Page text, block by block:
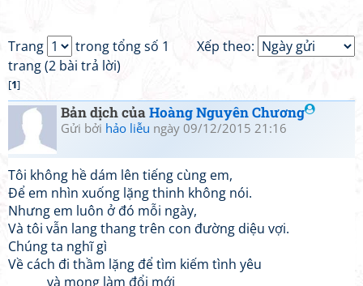
Xếp theo:
Trang
trong tổng số 1
trang (2 bài trả lời)
[1]
Bản dịch củaHoàng Nguyên Chương
Gửi bởi hảo liễu ngày 09/12/2015 21:16
Tôi không hề dám lên tiếng cùng em,
Để em nhìn xuống lặng thinh không nói.
Nhưng em luôn ở đó mỗi ngày,
Và tôi vẫn lang thang trên con đường diệu vợi.
Chúng ta nghĩ gì
Về cách đi thầm lặng để tìm kiếm tình yêu
và mong làm đổi mới